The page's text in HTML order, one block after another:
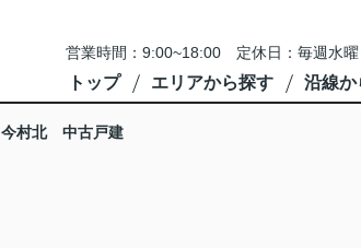
営業時間：9:00~18:00 定休日：毎週水
トップ エリアから探す 沿線か
今村北 中古戸建